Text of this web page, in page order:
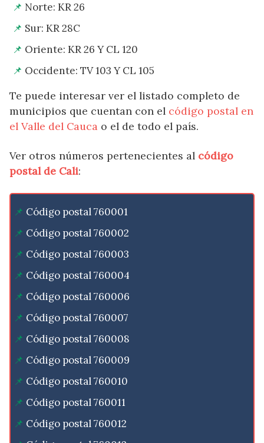
Norte: KR 26
Sur: KR 28C
Oriente: KR 26 Y CL 120
Occidente: TV 103 Y CL 105
Te puede interesar ver el listado completo de
municipios que cuentan con el código postal en
el Valle del Cauca o el de todo el país.
Ver otros números pertenecientes al código
postal de Cali:
Código postal 760001
Código postal 760002
Código postal 760003
Código postal 760004
Código postal 760006
Código postal 760007
Código postal 760008
Código postal 760009
Código postal 760010
Código postal 760011
Código postal 760012